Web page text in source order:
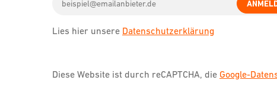
address
Lies hier unsere Datenschutzerklärung
Diese Website ist durch reCAPTCHA, die Google-